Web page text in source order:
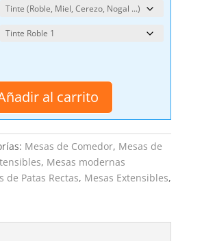
al carrito
Mesas de Comedor, Mesas de
, Mesas modernas
de Patas Rectas, Mesas Extensibles,